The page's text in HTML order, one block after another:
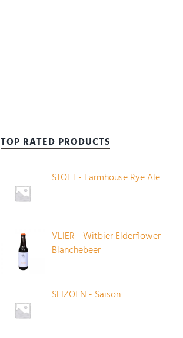
TOP RATED PRODUCTS
STOET - Farmhouse Rye Ale
VLIER - Witbier Elderflower
Blanchebeer
SEIZOEN - Saison